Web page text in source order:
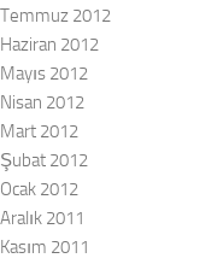
Temmuz 2012
Haziran 2012
Mayıs 2012
Nisan 2012
Mart 2012
Şubat 2012
Ocak 2012
Aralık 2011
Kasım 2011